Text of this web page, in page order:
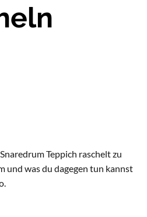
Teppich raschelt zu
und was du dagegen tun kannst